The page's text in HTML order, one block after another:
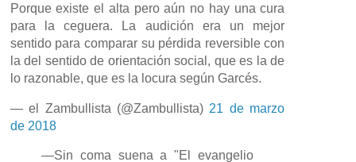
Porque existe el alta pero aún no hay una cura
para la ceguera. La audición era un mejor
sentido para comparar su pérdida reversible con
la del sentido de orientación social, que es la de
lo razonable, que es la locura según Garcés.
— el Zambullista (@Zambullista) 21 de marzo
de 2018
—Sin coma suena a "El evangelio